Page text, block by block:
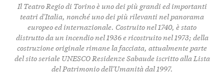
Il Teatro Regio di Torino è uno dei più grandi ed importanti
teatri d'Italia, nonché uno dei più rilevanti nel panorama
europeo ed internazionale. Costruito nel 1740, è stato
distrutto da un incendio nel 1936 e ricostruito nel 1973; della
costruzione originale rimane la facciata, attualmente parte
del sito seriale UNESCO Residenze Sabaude iscritto alla Lista
del Patrimonio dell'Umanità dal 1997.